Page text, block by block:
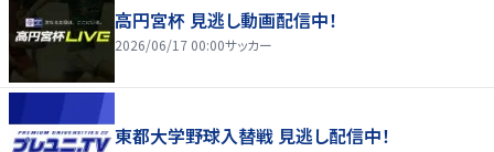
高円宮杯 見逃し動画配信中！
2026/06/17 00:00サッカー
東都大学野球入替戦 見逃し配信中！